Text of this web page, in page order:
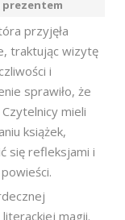
prezentem
przyjęła
traktując wizytę
i
sprawiło, że
mieli
książek,
się refleksjami i
magii.